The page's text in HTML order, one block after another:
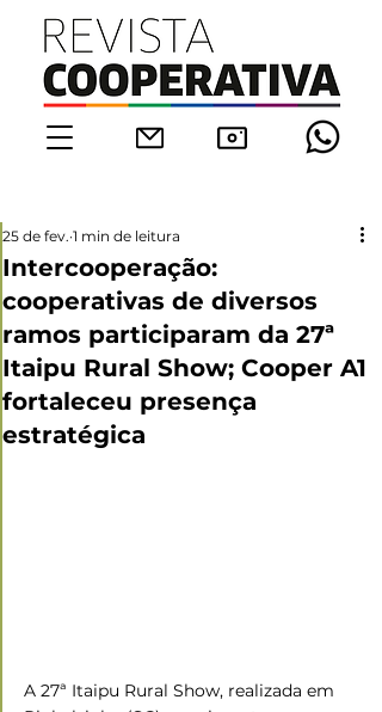
Intercooperação:
cooperativas de diversos
ramos participaram da 27ª
Itaipu Rural Show; Cooper A1
fortaleceu presença
estratégica
25 de fev. 1 min de leitura
A 27ª Itaipu Rural Show, realizada em